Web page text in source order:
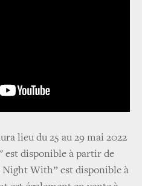
lieu du 25 au 29 mai 2022
est disponible à partir de
Night With” est disponible à